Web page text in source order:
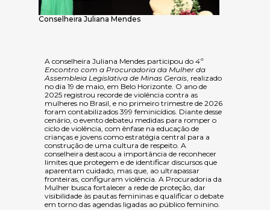
Conselheira Juliana Mendes
A conselheira Juliana Mendes participou do 4º
Encontro com a Procuradoria da Mulher da
Assembleia Legislativa de Minas Gerais, realizado
no dia 19 de maio, em Belo Horizonte. O ano de
2025 registrou recorde de violência contra as
mulheres no Brasil, e no primeiro trimestre de 2026
foram contabilizados 399 feminicídios. Diante desse
cenário, o evento debateu medidas para romper o
ciclo de violência, com ênfase na educação de
crianças e jovens como estratégia central para a
construção de uma cultura de respeito. A
conselheira destacou a importância de reconhecer
limites que protegem e de identificar discursos que
aparentam cuidado, mas que, ao ultrapassar
fronteiras, configuram violência. A Procuradoria da
Mulher busca fortalecer a rede de proteção, dar
visibilidade às pautas femininas e qualificar o debate
em torno das agendas ligadas ao público feminino.